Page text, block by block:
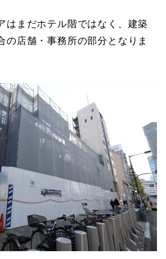
はまだホテル階ではなく、建築
の店舗・事務所の部分となりま